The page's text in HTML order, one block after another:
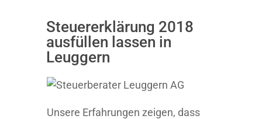
Steuererklärung 2018
ausfüllen lassen in
Leuggern
Unsere Erfahrungen zeigen, dass